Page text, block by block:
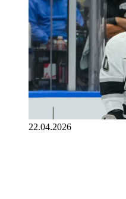
22.04.2026